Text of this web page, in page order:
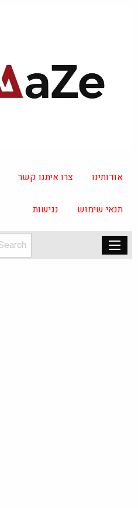
אודותינו צרו איתנו קשר
תנאי שימוש נגישות